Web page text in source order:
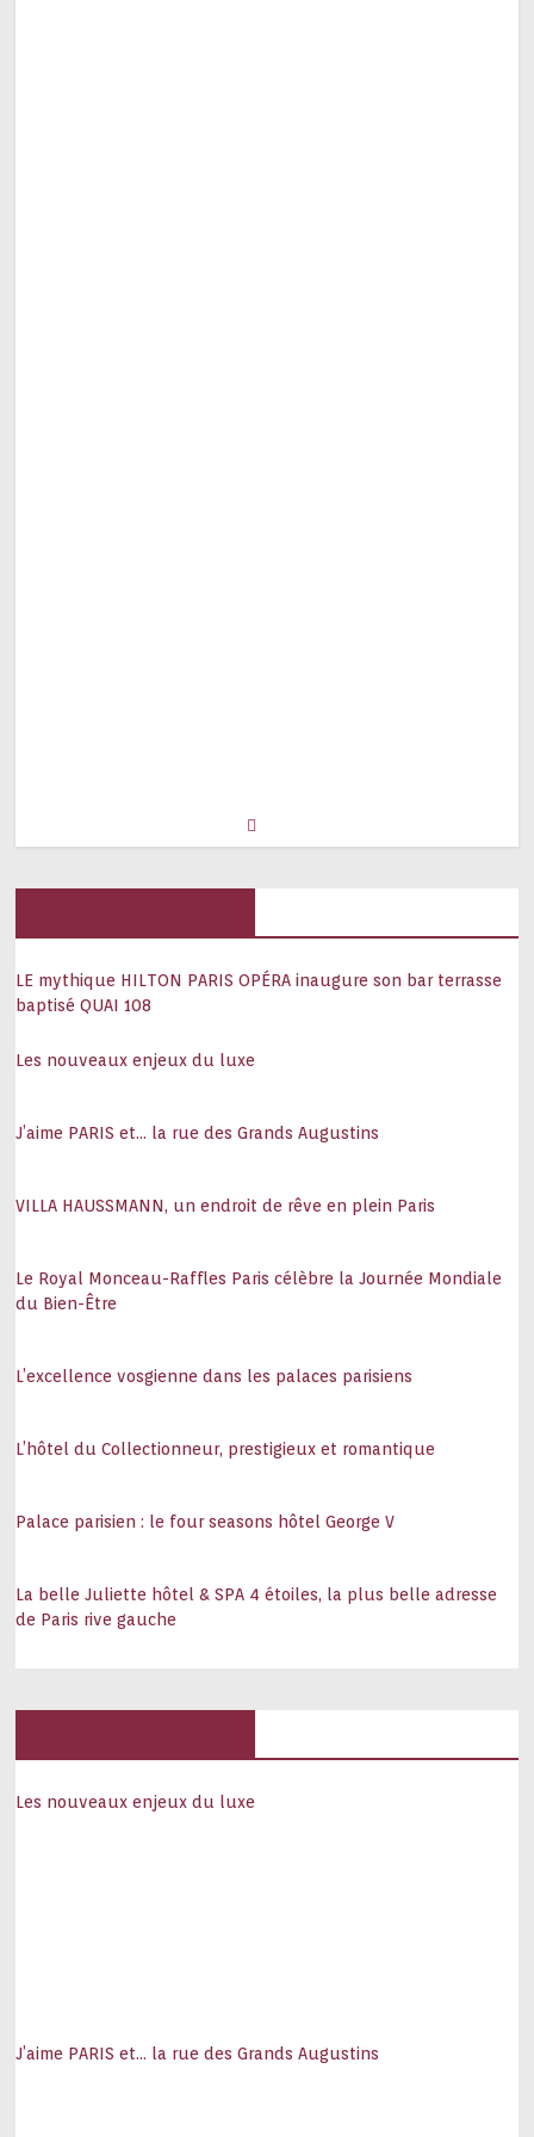
LE mythique HILTON PARIS OPÉRA inaugure son bar terrasse
baptisé QUAI 108
Les nouveaux enjeux du luxe
J’aime PARIS et… la rue des Grands Augustins
VILLA HAUSSMANN, un endroit de rêve en plein Paris
Le Royal Monceau-Raffles Paris célèbre la Journée Mondiale
du Bien-Être
L’excellence vosgienne dans les palaces parisiens
L’hôtel du Collectionneur, prestigieux et romantique
Palace parisien : le four seasons hôtel George V
La belle Juliette hôtel & SPA 4 étoiles, la plus belle adresse
de Paris rive gauche
Les nouveaux enjeux du luxe
J’aime PARIS et… la rue des Grands Augustins